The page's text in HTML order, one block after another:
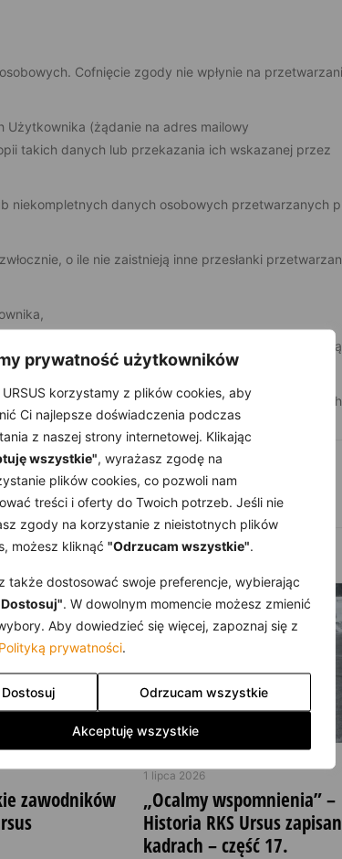
prywatność użytkowników
URSUS korzystamy z plików cookies, aby
Ci najlepsze doświadczenia podczas
z naszej strony internetowej. Klikając
wszystkie" , wyrażasz zgodę na
plików cookies, co pozwoli nam
treści i oferty do Twoich potrzeb. Jeśli nie
zgody na korzystanie z nieistotnych plików
możesz kliknąć "Odrzucam wszystkie"
także dostosować swoje preferencje, wybierając
. W dowolnym momencie możesz zmienić
Aby dowiedzieć się więcej, zapoznaj się z
Polityką prywatności
Dostosuj Odrzucam wszystkie
Akceptuję wszystkie
Cofnięcie zgody nie wpłynie na
(żądanie na adres mailowy
takich danych lub przekazania ich wskazanej przez
niekompletnych danych osobowych przetwarzanych
o ile nie zaistnieją inne przesłanki
z przyczyn związanych ze szczególną sytuacją
tj. Prezesa Urzędu Ochrony Danych
zawodników
1 lipca 2026
„Ocalmy wspomnienia” –
Historia RKS Ursus
kadrach – część 17.